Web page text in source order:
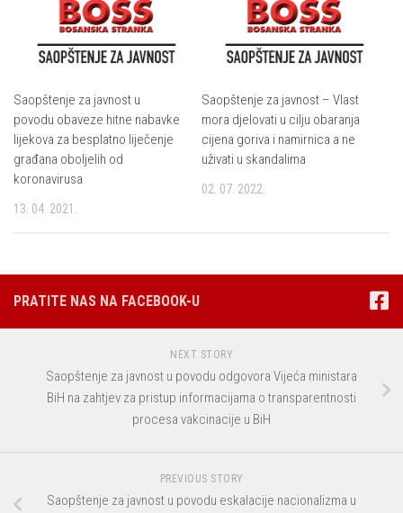
Saopštenje za javnost u
povodu obaveze hitne nabavke
lijekova za besplatno liječenje
građana oboljelih od
koronavirusa
13. 04. 2021.
Saopštenje za javnost – Vlast
mora djelovati u cilju obaranja
cijena goriva i namirnica a ne
uživati u skandalima
02. 07. 2022.
PRATITE NAS NA FACEBOOK-U
NEXT STORY
Saopštenje za javnost u povodu odgovora Vijeća ministara
BiH na zahtjev za pristup informacijama o transparentnosti
procesa vakcinacije u BiH
PREVIOUS STORY
Saopštenje za javnost u povodu eskalacije nacionalizma u